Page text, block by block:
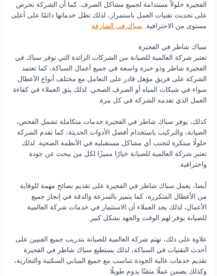
الفجيرة حلولاً مستدامة لجميع مشاكل الصرف. كما أن الشركة تحرص
على تحديث تقنيات العمل باستمرار، لذلك تظل خدماتها دائمًا على أعلى
مستوى من الاحترافية.
سباك في الشارقة
سباك شاطر في الفجيرة
تعتبر شركة العالمية للصيانة من الشركات الرائدة التي توفر سباك في
الفجيرة شاطر وذو خبرة واسعة في جميع أعمال السباكة، كما تعتمد
الشركة على فريق مؤهل قادر على التعامل مع مختلف أنواع الأعطال
سواء في شبكات المياه أو الصرف الصحي. لذلك يثق العملاء في كفاءة
العمل الذي تقدمه الشركة في كل مرة.
كذلك، يوفر سباك شاطر في الفجيرة خدمات متكاملة تشمل الفحص،
الصيانة، والتركيب باستخدام أفضل الأدوات الحديثة، كما تقدم الشركة
حلولًا مبتكرة لتجنب أي مشاكل مستقبلية في الأنظمة الصحية. لذلك
تعتبر شركة العالمية للصيانة خيارًا مميزًا لكل من يبحث عن جودة
واحترافية.
أيضا، يعمل سباك شاطر في الفجيرة على تقديم نصائح مهمة للوقاية
من الأعطال المتكررة، كما يتميز بالسرعة والدقة في إنجاز جميع
الأعمال، لذلك يجد العملاء أن الاستثمار في خدمات شركة العالمية
للصيانة يوفر لهم الوقت والجهد بشكل كبير.
علاوة على ذلك، تهتم شركة العالمية للصيانة بتدريب جميع الفنيين على
أحدث التقنيات في السباكة، لذلك يستطيع سباك شاطر في الفجيرة
تقديم خدمات عالية الجودة تتناسب مع جميع المباني السكنية والتجارية،
وكذلك يضمن عملًا متقنًا يدوم طويلًا.